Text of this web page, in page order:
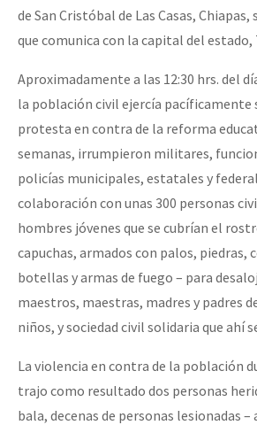
de San Cristóbal de Las Casas,
que comunica con la capital del
Aproximadamente a las 12:30 hrs. del
la población civil ejercía pacíficamente
protesta en contra de la reforma
semanas, irrumpieron militares,
policías municipales, estatales y
colaboración con unas 300 personas
hombres jóvenes que se cubrían el
capuchas, armados con palos, piedras,
botellas y armas de fuego – para
maestros, maestras, madres y padres
niños, y sociedad civil solidaria que ahí
La violencia en contra de la población
trajo como resultado dos personas
bala, decenas de personas lesionadas